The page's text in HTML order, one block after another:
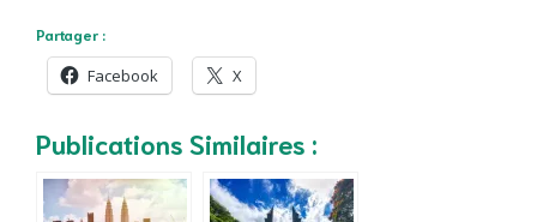
Partager :
Facebook X
Publications Similaires :